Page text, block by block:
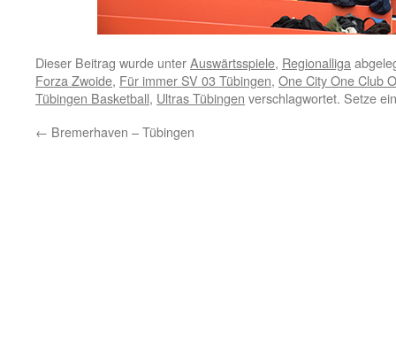
Dieser Beitrag wurde unterAuswärtsspiele, Regionalliga
Forza Zwoide, Für immer SV 03 Tübingen, One City One Club
Tübingen Basketball, Ultras Tübingen verschlagwortet. Setze
← Bremerhaven – Tübingen